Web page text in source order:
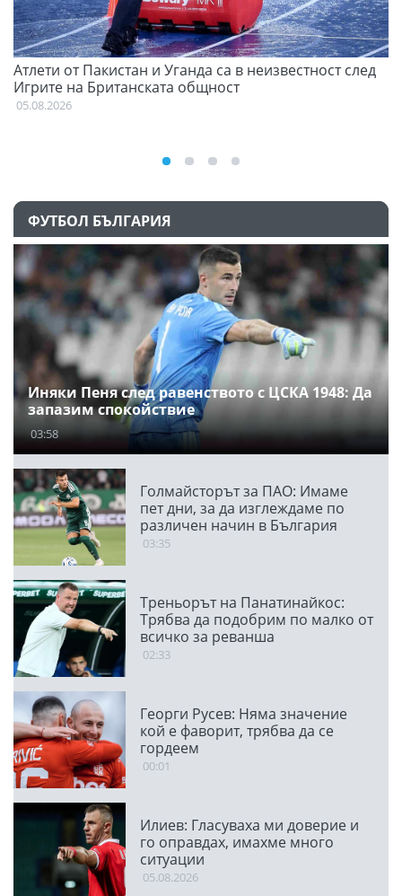
Атлети от Пакистан и Уганда са в неизвестност след
Игрите на Британската общност
05.08.2026
ФУТБОЛ БЪЛГАРИЯ
Иняки Пеня след равенството с ЦСКА 1948: Да
запазим спокойствие
03:58
Голмайсторът за ПАО: Имаме
пет дни, за да изглеждаме по
различен начин в България
03:35
Треньорът на Панатинайкос:
Трябва да подобрим по малко от
всичко за реванша
02:33
Георги Русев: Няма значение
кой е фаворит, трябва да се
гордеем
00:01
Илиев: Гласуваха ми доверие и
го оправдах, имахме много
ситуации
05.08.2026